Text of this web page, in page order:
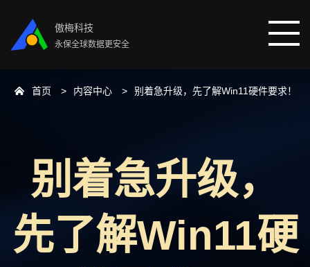
傲梅科技
永保全球数据更安全
首页
数据恢复
数据备份
首页 内容中心 别着急升级，先了解Win11硬件要求！
别着急升级，
先了解Win11硬